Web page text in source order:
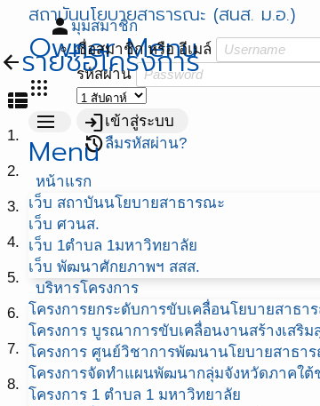
สถาบันนโยบายสาธารณะ (สนส. ม.อ.)
Owner Menu
apps
personมุมสมาชิก
ชื่อสมาชิก หรือ อีเมล์
รหัสผ่าน
loginเข้าสู่ระบบ
restoreลืมรหัสผ่าน?
menu
Menu
หน้าแรก
เว็บ สถาบันนโยบายสาธารณะ
เว็บ ศวนส.
เว็บ 1ตำบล 1มหาวิทยาลัย
เว็บ พัฒนาศักยภาพฯ สสส.
บริหารโครงการ
โครงการยกระดับการขับเคลื่อนโยบายสาธา
โครงการ บูรณาการขับเคลื่อนงานสร้างเสริม
โครงการ ศูนย์วิชาการพัฒนานโยบายสาธา
โครงการจัดทำแผนพัฒนากลุ่มจังหวัดภาคใต้
โครงการ 1 ตำบล 1 มหาวิทยาลัย
arrow_backรายชื่อโครงการ
view_list
1.
2.
3.
4.
5.
6.
7.
8.